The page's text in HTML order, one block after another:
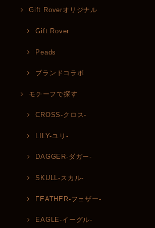
Gift Roverオリジナル
Gift Rover
Peads
ブランドコラボ
モチーフで探す
CROSS-クロス-
LILY-ユリ-
DAGGER-ダガー-
SKULL-スカル-
FEATHER-フェザー-
EAGLE-イーグル-